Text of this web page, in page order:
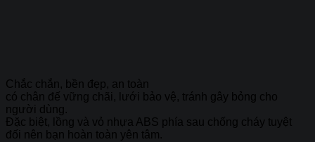
Chắc chắn, bền đẹp, an toàn
có chân đế vững chãi, lưới bảo vệ, tránh gây bỏng cho
người dùng.
Đặc biệt, lồng và vỏ nhựa ABS phía sau chống cháy tuyệt
đối nên bạn hoàn toàn yên tâm.